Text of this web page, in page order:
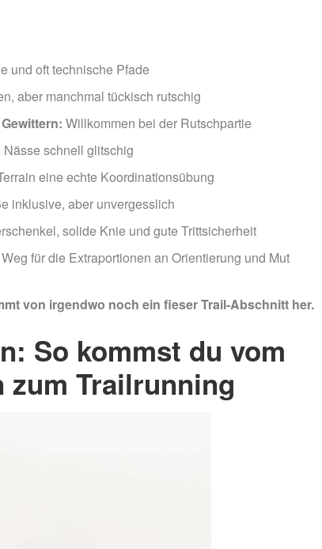
und oft technische Pfade
aber manchmal tückisch rutschig
Willkommen bei der Rutschpartie
schnell glitschig
eine echte Koordinationsübung
inklusive, aber unvergesslich
solide Knie und gute Trittsicherheit
für die Extraportionen an Orientierung und Mut
von irgendwo noch ein fieser Trail-Abschnitt her.
So kommst du vom
zum Trailrunning